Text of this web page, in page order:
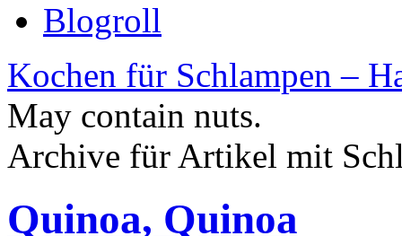
Blogroll
Kochen für Schlampen –
May contain nuts.
Archive für Artikel mit
Quinoa, Quinoa